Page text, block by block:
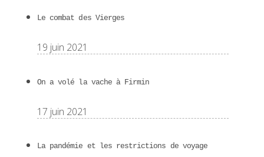
Le combat des Vierges
19 juin 2021
On a volé la vache à Firmin
17 juin 2021
La pandémie et les restrictions de voyage